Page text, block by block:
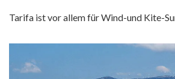
Tarifa ist vor allem für Wind-und Kite-